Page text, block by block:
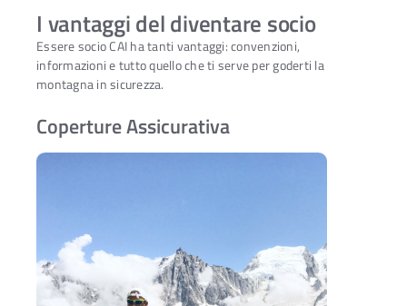
I vantaggi del diventare socio
Essere socio CAI ha tanti vantaggi: convenzioni,
informazioni e tutto quello che ti serve per goderti la
montagna in sicurezza.
Coperture Assicurativa